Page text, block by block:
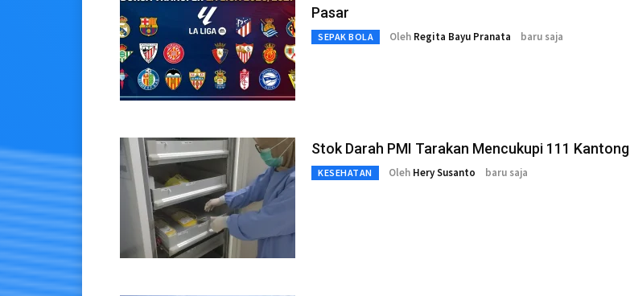
Pasar
SEPAK BOLA Oleh Regita Bayu Pranata baru saja
Stok Darah PMI Tarakan Mencukupi 111 Kantong
KESEHATAN Oleh Hery Susanto baru saja